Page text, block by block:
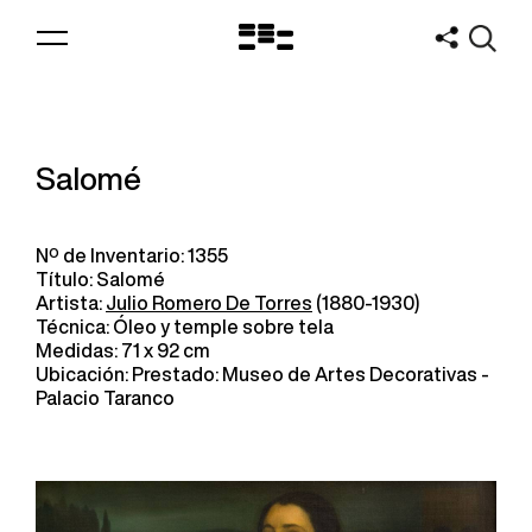
Logo
Salomé
Nº de Inventario: 1355
Título: Salomé
Artista: Julio Romero De Torres (1880-1930)
Técnica: Óleo y temple sobre tela
Medidas: 71 x 92 cm
Ubicación: Prestado: Museo de Artes Decorativas -
Palacio Taranco